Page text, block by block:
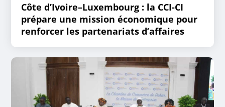
Côte d’Ivoire–Luxembourg : la CCI-CI
prépare une mission économique pour
renforcer les partenariats d’affaires